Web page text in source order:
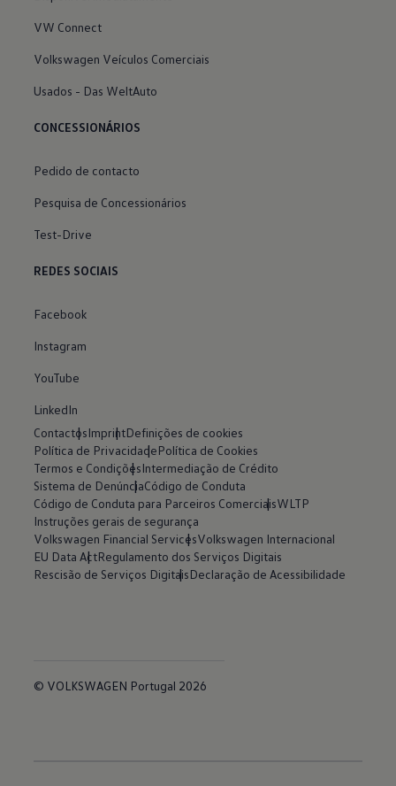
VW Connect
Volkswagen Veículos Comerciais
Usados - Das WeltAuto
CONCESSIONÁRIOS
Pedido de contacto
Pesquisa de Concessionários
Test-Drive
REDES SOCIAIS
Facebook
Instagram
YouTube
LinkedIn
ContactosImprintDefinições de cookies
Política de PrivacidadePolítica de Cookies
Termos e CondiçõesIntermediação de Crédito
Sistema de DenúnciaCódigo de Conduta
Código de Conduta para Parceiros ComerciaisWLTP
Instruções gerais de segurança
Volkswagen Financial ServicesVolkswagen Internacional
EU Data ActRegulamento dos Serviços Digitais
Rescisão de Serviços DigitaisDeclaração de Acessibilidade
© VOLKSWAGEN Portugal 2026